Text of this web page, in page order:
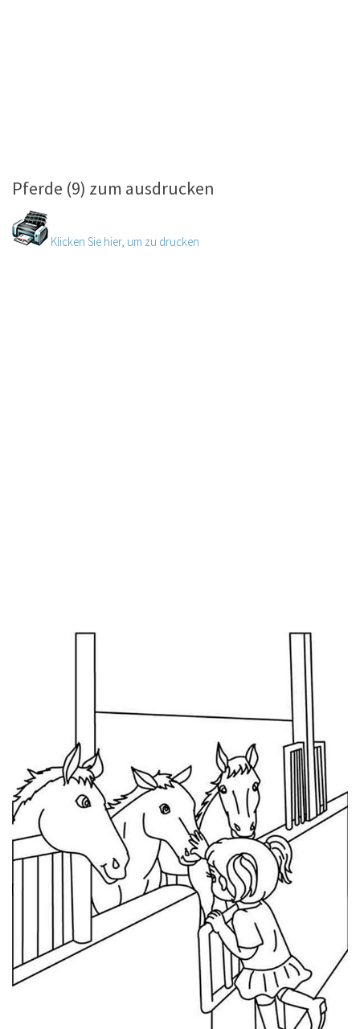
Pferde (9) zum ausdrucken
Klicken Sie hier, um zu drucken